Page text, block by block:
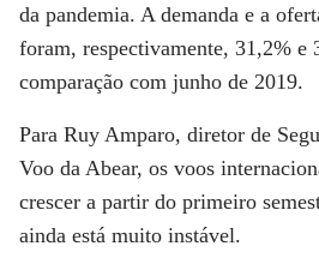
da pandemia. A demanda e a
foram, respectivamente, 31,2% e
comparação com junho de 2019.
Para Ruy Amparo, diretor de
Voo da Abear, os voos
crescer a partir do primeiro
ainda está muito instável.